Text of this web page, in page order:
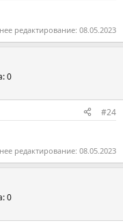
редактирование: 08.05.2023
0
#24
редактирование: 08.05.2023
0